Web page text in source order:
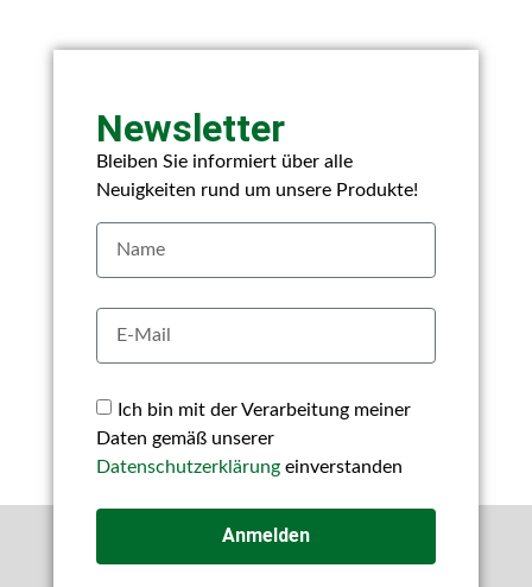
Newsletter
Bleiben Sie informiert über alle
Neuigkeiten rund um unsere Produkte!
Ich bin mit der Verarbeitung meiner
Daten gemäß unserer
Datenschutzerklärungeinverstanden
Anmelden